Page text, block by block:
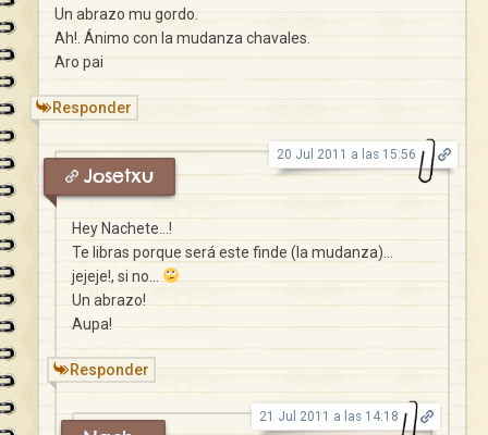
Un abrazo mu gordo.
Ah!. Ánimo con la mudanza chavales.
Aro pai
Responder
Josetxu
20 Jul 2011 a las 15:56
Hey Nachete…!
Te libras porque será este finde (la mudanza)…
jejeje!, si no…
Un abrazo!
Aupa!
Responder
21 Jul 2011 a las 14:18